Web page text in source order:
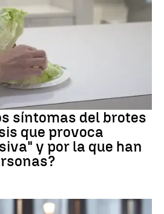
síntomas del brotes
que provoca
y por la que han